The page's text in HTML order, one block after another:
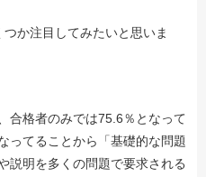
か注目してみたいと思いま
合格者のみでは75.6％となって
ってることから「基礎的な問題
説明を多くの問題で要求される